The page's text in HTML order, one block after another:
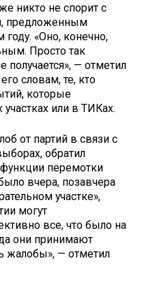
никто не спорит с
предложенным
«Оно, конечно,
Просто так
получается», — отметил
словам, те, кто
которые
или в ТИКах.
от партий в связи с
обратил
перемотки
вчера, позавчера
участке»,
могут
все, что было на
они принимают
жалобы», — отметил